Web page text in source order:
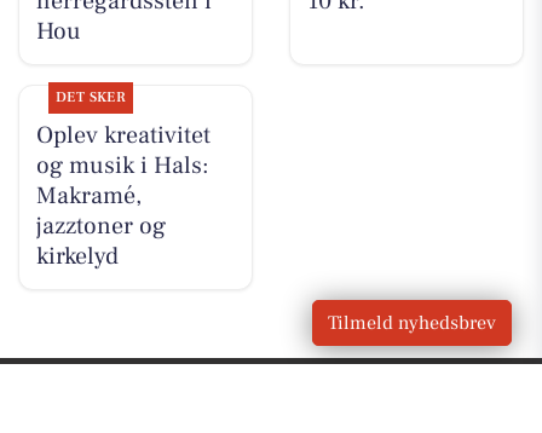
Hou
DET SKER
Oplev kreativitet
og musik i Hals:
Makramé,
jazztoner og
kirkelyd
Tilmeld nyhedsbrev